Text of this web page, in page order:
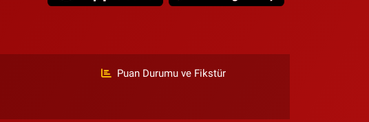
Puan Durumu ve Fikstür